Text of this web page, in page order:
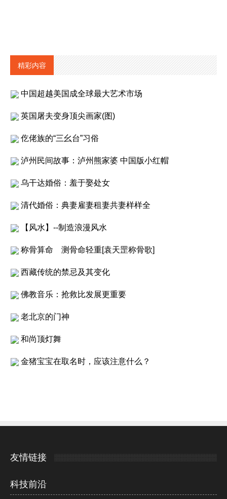
精彩内容
中国超越美国成全球最大艺术市场
英国屠夫变身顶尖画家(图)
仡佬族的“三幺台”习俗
泸州民间故事：泸州熊家婆 中国版小红帽
乌干达婚俗：羞于娶处女
清代婚俗：典妻雇妻租妻共妻样样全
【风水】--制造浪漫风水
称骨算命 测骨命轻重[袁天罡称骨歌]
西藏传统的禁忌及其变化
佛教音乐：抢救比发展更重要
老北京的门神
和尚顶灯舞
金猪宝宝在取名时，应该注意什么？
友情链接
科技前沿